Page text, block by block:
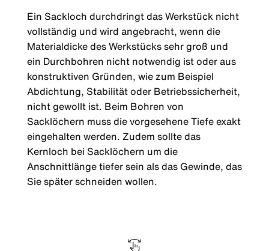
Ein Sackloch durchdringt das Werkstück nicht
vollständig und wird angebracht, wenn die
Materialdicke des Werkstücks sehr groß und
ein Durchbohren nicht notwendig ist oder aus
konstruktiven Gründen, wie zum Beispiel
Abdichtung, Stabilität oder Betriebssicherheit,
nicht gewollt ist. Beim Bohren von
Sacklöchern muss die vorgesehene Tiefe exakt
eingehalten werden. Zudem sollte das
Kernloch bei Sacklöchern um die
Anschnittlänge tiefer sein als das Gewinde, das
Sie später schneiden wollen.